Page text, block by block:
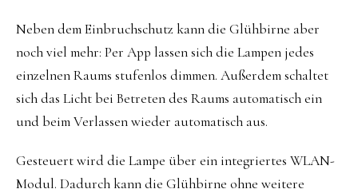
Neben dem Einbruchschutz kann die Glühbirne aber
noch viel mehr: Per App lassen sich die Lampen jedes
einzelnen Raums stufenlos dimmen. Außerdem schaltet
sich das Licht bei Betreten des Raums automatisch ein
und beim Verlassen wieder automatisch aus.
Gesteuert wird die Lampe über ein integriertes WLAN-
Modul. Dadurch kann die Glühbirne ohne weitere